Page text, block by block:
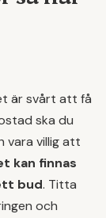
är svårt att få
ska du
vara villig att
kan finnas
bud. Titta
och